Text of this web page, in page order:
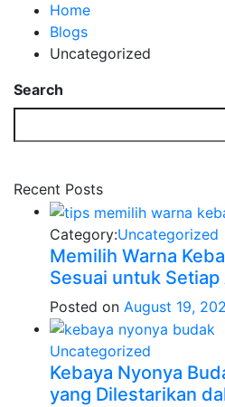
Home
Blogs
Uncategorized
Search
Recent Posts
Category:Uncategorized
Memilih Warna
Sesuai untuk Setiap
Posted on August 19,
Uncategorized
Kebaya Nyonya
yang Dilestarikan